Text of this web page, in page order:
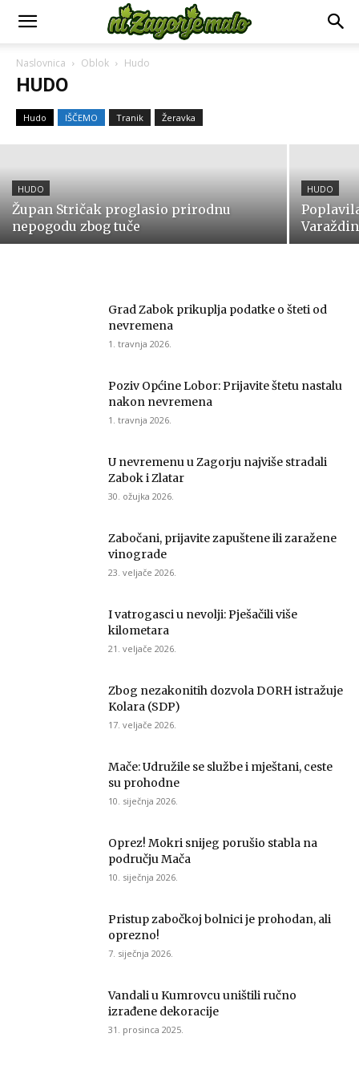
Naslovnica Oblok Hudo
HUDO
Hudo IŠČEMO Tranik Žeravka
Grad Krapina moli vlasnike
zapuštenih grobova da ih urede
9. srpnja 2026.
HUDO
Župan Stričak proglasio prirodnu
nepogodu zbog tuče
HUDO
Grad Zabok prikuplja podatke o šteti od
nevremena
1. travnja 2026.
Poziv Općine Lobor: Prijavite štetu nastalu
nakon nevremena
1. travnja 2026.
U nevremenu u Zagorju najviše stradali
Zabok i Zlatar
30. ožujka 2026.
Zabočani, prijavite zapuštene ili zaražene
vinograde
23. veljače 2026.
I vatrogasci u nevolji: Pješačili više
kilometara
21. veljače 2026.
Zbog nezakonitih dozvola DORH istražuje
Kolara (SDP)
17. veljače 2026.
Mače: Udružile se službe i mještani, ceste
su prohodne
10. siječnja 2026.
Oprez! Mokri snijeg porušio stabla na
području Mača
10. siječnja 2026.
Pristup zabočkoj bolnici je prohodan, ali
oprezno!
7. siječnja 2026.
Vandali u Kumrovcu uništili ručno
izrađene dekoracije
31. prosinca 2025.